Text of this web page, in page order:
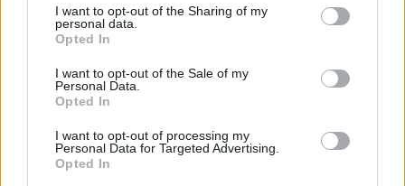
I want to opt-out of the Sharing of my
personal data.
Opted In
I want to opt-out of the Sale of my
Personal Data.
Opted In
I want to opt-out of processing my
Personal Data for Targeted Advertising.
Opted In
Az előfizetés a következőket tartalmazza:
Portfolio.hu teljes cikkarchívum
Kötéslisták: BÉT elmúlt 2 év napon belüli
kötéslistái